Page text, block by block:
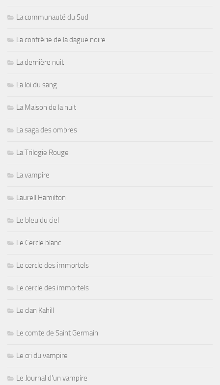
La communauté du Sud
La confrérie de la dague noire
La dernière nuit
La loi du sang
La Maison de la nuit
La saga des ombres
La Trilogie Rouge
La vampire
Laurell Hamilton
Le bleu du ciel
Le Cercle blanc
Le cercle des immortels
Le cercle des immortels
Le clan Kahill
Le comte de Saint Germain
Le cri du vampire
Le Journal d'un vampire